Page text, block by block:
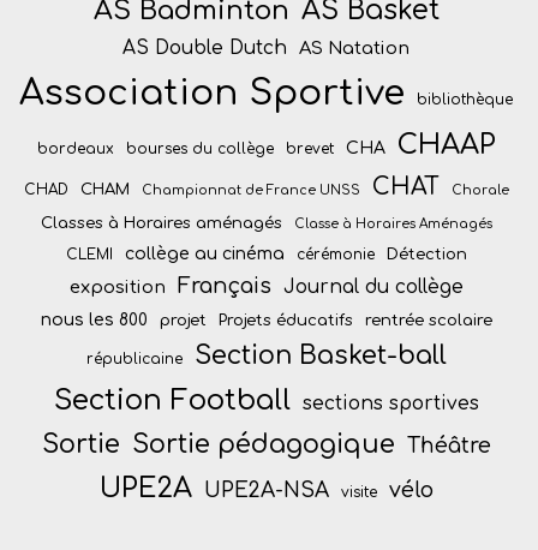
AS Badminton AS Basket
AS Double Dutch AS Natation
Association Sportive bibliothèque
bordeaux bourses du collège brevet CHA CHAAP
CHAD CHAM Championnat de France UNSS CHAT Chorale
Classes à Horaires aménagés Classe à Horaires Aménagés
CLEMI collège au cinéma cérémonie Détection
exposition Français Journal du collège
nous les 800 projet Projets éducatifs rentrée scolaire
républicaine Section Basket-ball
Section Football sections sportives
Sortie Sortie pédagogique Théâtre
UPE2A UPE2A-NSA visite vélo